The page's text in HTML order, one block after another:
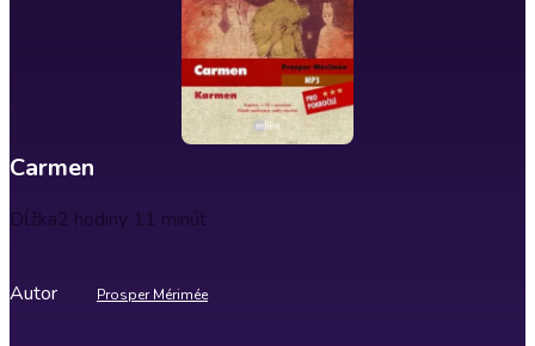
Carmen
Dĺžka2 hodiny 11 minút
Autor Prosper Mérimée